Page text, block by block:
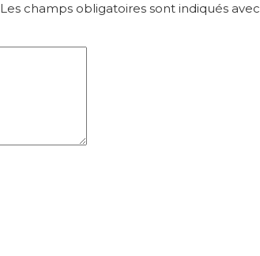
Les champs obligatoires sont indiqués avec